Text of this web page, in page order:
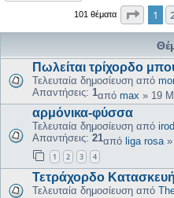
101 θέματα 1
Πωλείται τρίχορδο
Τελευταία δημοσίευση από
Απαντήσεις: 1από max » 19
αρμόνικα-φύσσα
Τελευταία δημοσίευση από
Απαντήσεις: 21από liga rosa »
1 2 3 4
Τετράχορδο
Τελευταία δημοσίευση από